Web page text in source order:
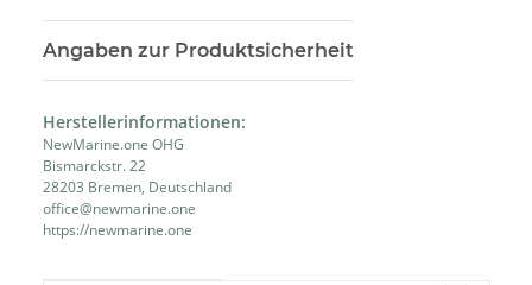
Angaben zur Produktsicherheit
Herstellerinformationen:
NewMarine.one OHG
Bismarckstr. 22
28203 Bremen, Deutschland
office@newmarine.one
https://newmarine.one